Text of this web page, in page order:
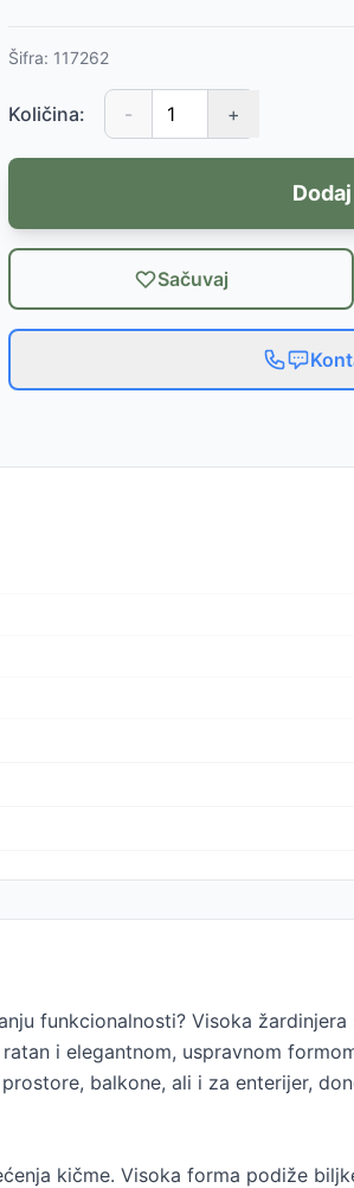
Šifra: 117262
Količina: - +
Sačuvaj
funkcionalnosti? Visoka
i elegantnom, uspravnom
balkone, ali i za enterijer,
kičme. Visoka forma podiže